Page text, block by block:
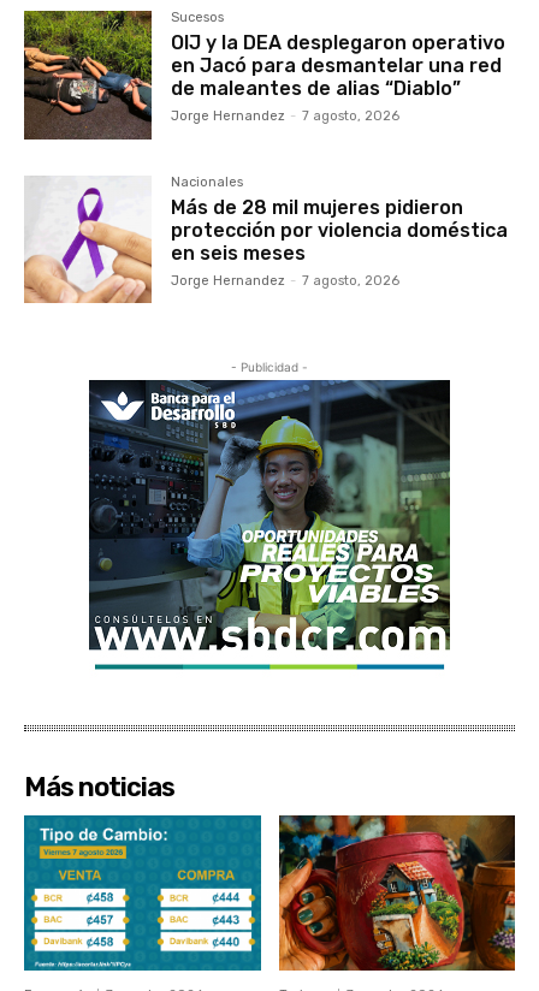
Sucesos
OIJ y la DEA desplegaron operativo
en Jacó para desmantelar una red
de maleantes de alias “Diablo”
Jorge Hernandez - 7 agosto, 2026
Nacionales
Más de 28 mil mujeres pidieron
protección por violencia doméstica
en seis meses
Jorge Hernandez - 7 agosto, 2026
- Publicidad -
Más noticias